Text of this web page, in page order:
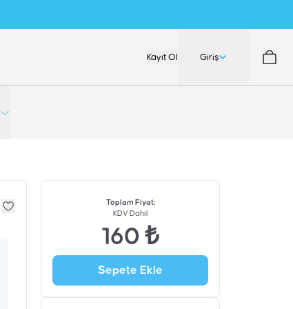
Kayıt Ol Giriş
Toplam Fiyat:
KDV Dahil
160 ₺
Sepete Ekle